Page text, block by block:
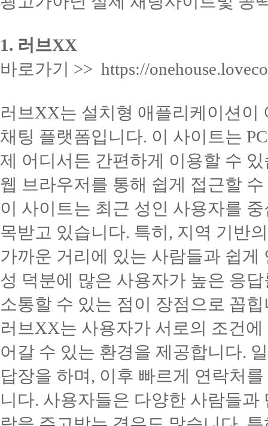
1. 러브XX
바로가기 >> https://
러브XX는 설치형 애플리케이션이
채팅 플랫폼입니다. 이 사이트는
제 어디서든 간편하게 이용할 수
웹 브라우저를 통해 쉽게 접근할
이 사이트는 최근 성인 사용자를
목받고 있습니다. 특히, 지역 기반
가까운 거리에 있는 사람들과 쉽
성 덕분에 많은 사용자가 높은 응
소통할 수 있는 점이 장점으로 꼽
러브XX는 사용자가 서로의 조건
어갈 수 있는 환경을 제공합니다.
답장을 하며, 이후 빠르게 연락처
니다. 사용자들은 다양한 사람들